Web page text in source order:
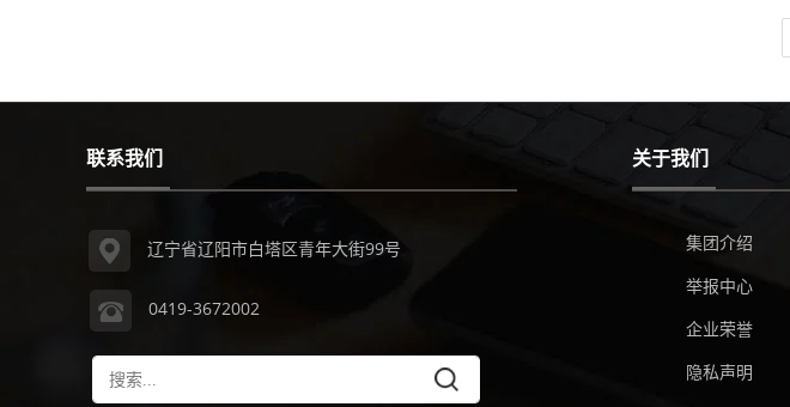
联系我们
辽宁省辽阳市白塔区青年大街99号
0419-3672002
关于我们
集团介绍
举报中心
企业荣誉
隐私声明